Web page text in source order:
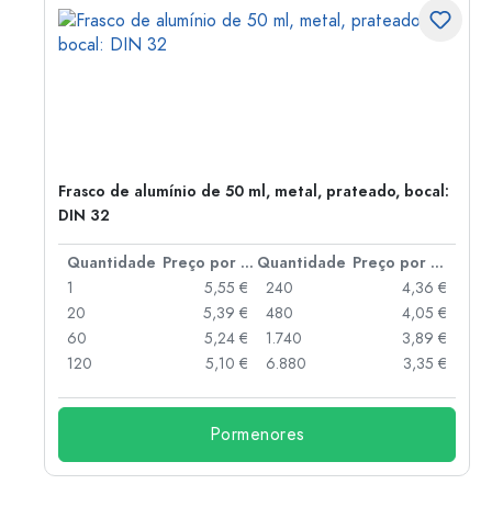
Frasco de alumínio de 50 ml, metal, prateado, bocal:
DIN 32
Quantidade Preço por peça Quantidade
Preço por peça
1
5,55 €
20
5,39 €
60
5,24 €
120
5,10 €
240
4,36 €
480
4,05 €
1.740
3,89 €
6.880
3,35 €
Pormenores